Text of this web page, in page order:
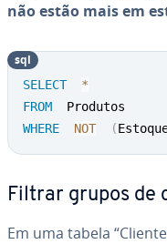
não estão mais em
SELECT
*
FROM
WHERE
NOT (
sql
Filtrar grupos de
Em uma tabela